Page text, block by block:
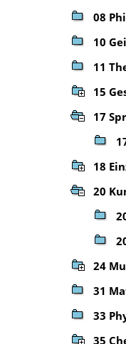
08
10
11
15
17
18
20
24
31
33
35